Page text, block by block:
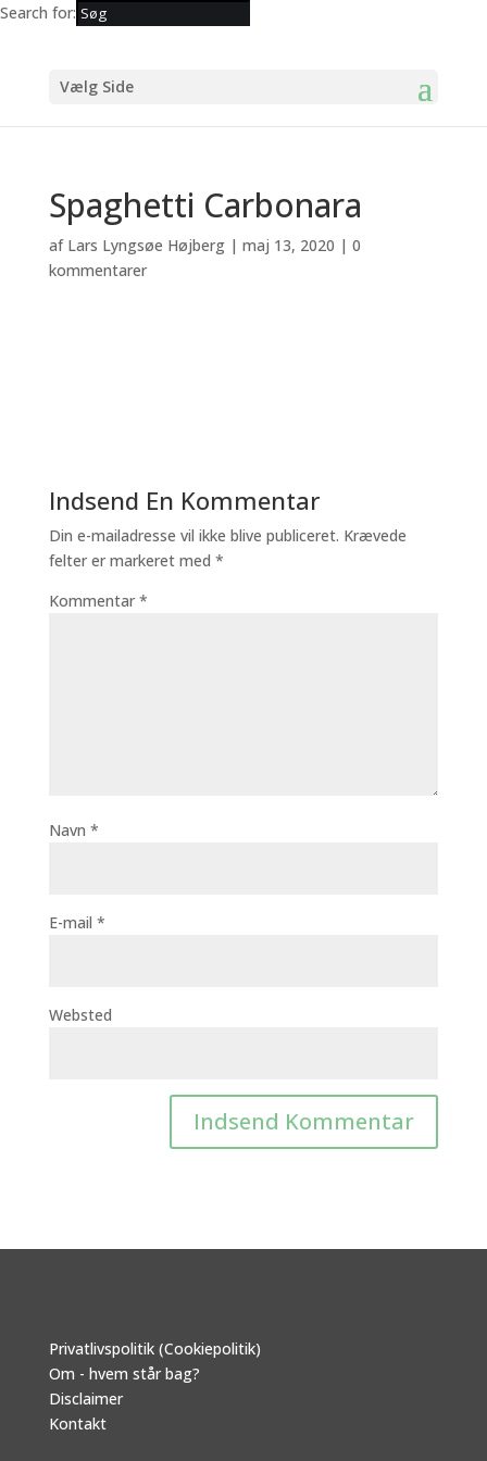
Search for:
Vælg Side
Spaghetti Carbonara
af Lars Lyngsøe Højberg| maj 13, 2020 | 0
kommentarer
Indsend En Kommentar
Din e-mailadresse vil ikke blive publiceret. Krævede
felter er markeret med *
Kommentar *
Navn *
E-mail *
Websted
Privatlivspolitik (Cookiepolitik)
Om - hvem står bag?
Disclaimer
Kontakt